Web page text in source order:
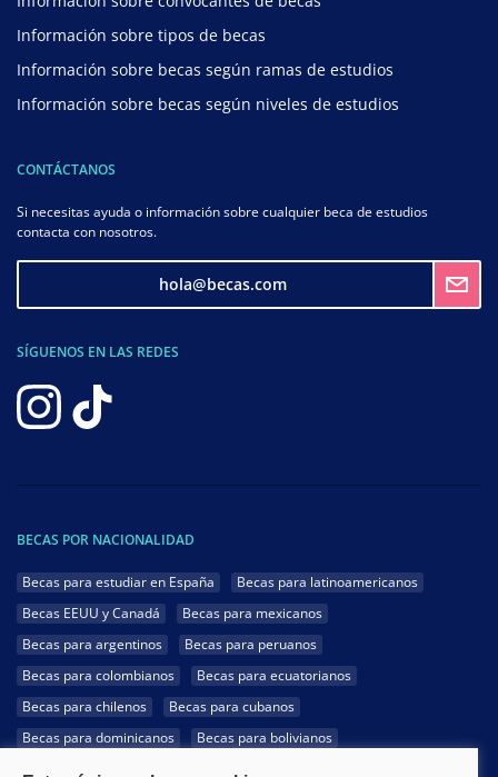
Información sobre tipos de becas
Información sobre becas según ramas de estudios
Información sobre becas según niveles de estudios
CONTÁCTANOS
Si necesitas ayuda o información sobre cualquier beca de estudios
contacta con nosotros.
hola@becas.com
SÍGUENOS EN LAS REDES
BECAS POR NACIONALIDAD
Becas para estudiar en España
Becas para latinoamericanos
Becas EEUU y Canadá
Becas para mexicanos
Becas para argentinos
Becas para peruanos
Becas para colombianos
Becas para ecuatorianos
Becas para chilenos
Becas para cubanos
Becas para dominicanos
Becas para bolivianos